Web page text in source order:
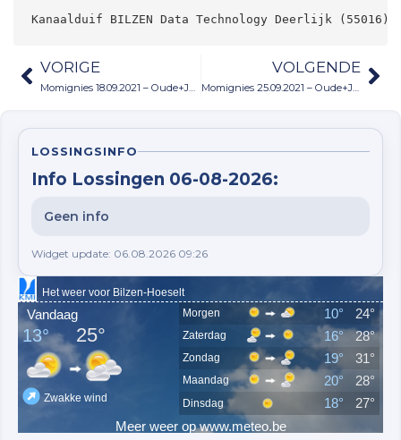
Kanaalduif BILZEN Data Technology Deerlijk (55016)
VORIGE
Momignies 18.09.2021 – Oude+Jonge
VOLGENDE
Momignies 25.09.2021 – Oude+Jonge
LOSSINGSINFO
Info Lossingen 06-08-2026:
Geen info
Widget update: 06.08.2026 09:26